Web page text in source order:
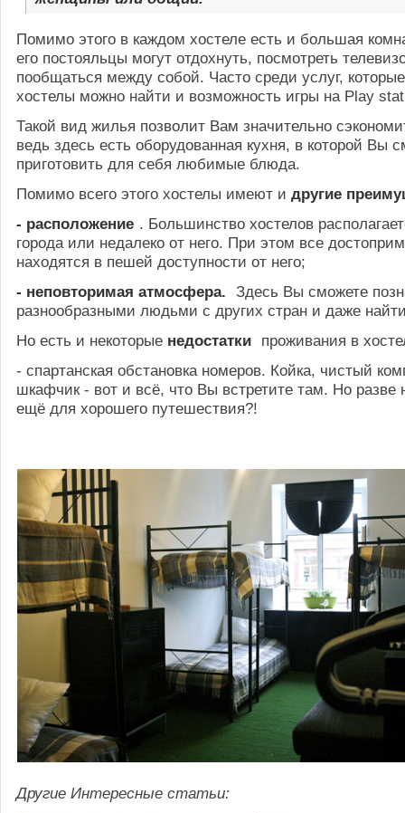
Помимо этого в каждом хостеле есть и большая
его постояльцы могут отдохнуть, посмотреть
пообщаться между собой. Часто среди услуг,
хостелы можно найти и возможность игры на Play
Такой вид жилья позволит Вам значительно
ведь здесь есть оборудованная кухня, в которой Вы
приготовить для себя любимые блюда.
Помимо всего этого хостелы имеют и другие
- расположение . Большинство хостелов
города или недалеко от него. При этом все
находятся в пешей доступности от него;
- неповторимая атмосфера. Здесь Вы сможете
разнообразными людьми с других стран и даже
Но есть и некоторые недостатки проживания в
- спартанская обстановка номеров. Койка, чистый
шкафчик - вот и всё, что Вы встретите там. Но разве
ещё для хорошего путешествия?!
Другие Интересные статьи: